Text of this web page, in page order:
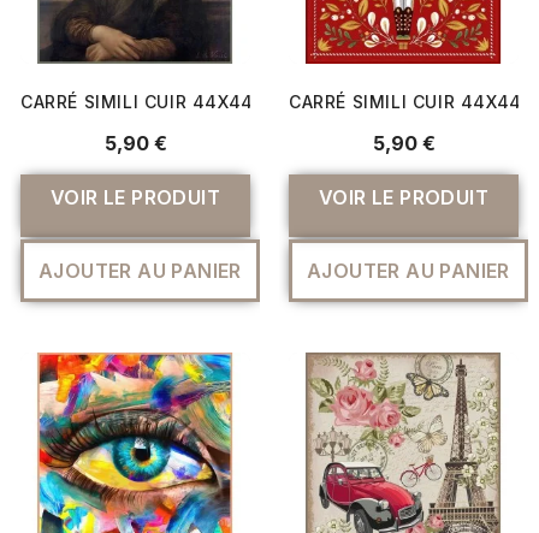
CARRÉ SIMILI CUIR 44X44 CM LA JOCONDE
5,90 €
VOIR LE PRODUIT
AJOUTER AU PANIER
CARRÉ SIMILI CUIR 44X44
5,90 €
VOIR LE PRODUIT
AJOUTER AU PANIER